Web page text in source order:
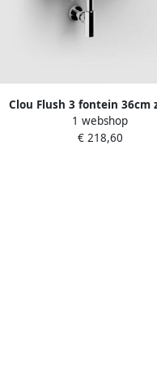
Clou Flush 3 fontein 36cm
kraangat links wit
03.03033
1 webshop
€ 218,60